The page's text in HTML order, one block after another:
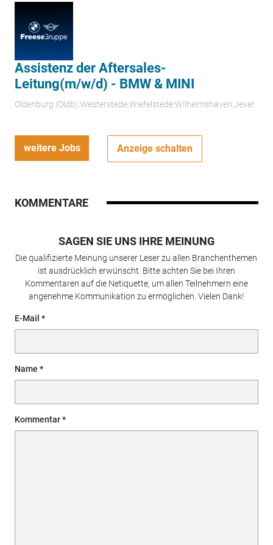
Assistenz der Aftersales-
Leitung(m/w/d) - BMW & MINI
Oldenburg (Oldb);Westerstede;Wiefelstede;Wilhelmshaven;Jever
weitere Jobs Anzeige schalten
KOMMENTARE
SAGEN SIE UNS IHRE MEINUNG
Die qualifizierte Meinung unserer Leser zu allen Branchenthemen
ist ausdrücklich erwünscht. Bitte achten Sie bei Ihren
Kommentaren auf die Netiquette, um allen Teilnehmern eine
angenehme Kommunikation zu ermöglichen. Vielen Dank!
E-Mail
Name
Kommentar